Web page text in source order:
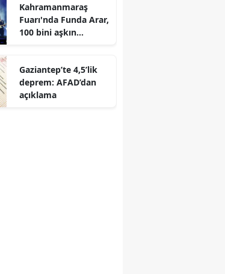
Kahramanmaraş
Fuarı'nda Funda Arar,
100 bini aşkın
Gaziantep’te 4,5’lik
deprem: AFAD’dan
açıklama